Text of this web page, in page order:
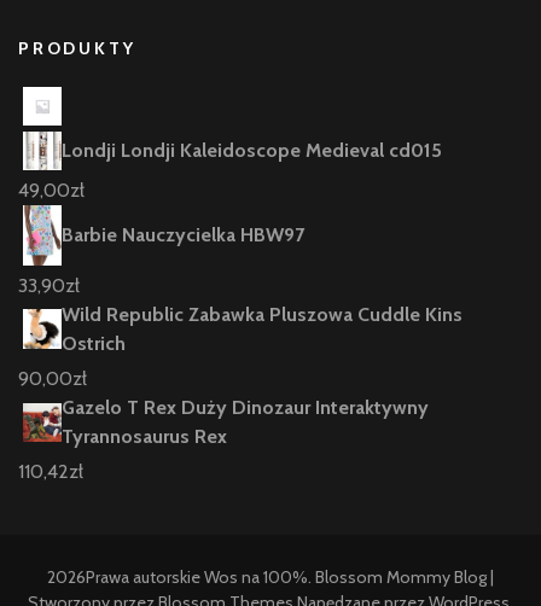
PRODUKTY
Londji Londji Kaleidoscope Medieval cd015
49,00zł
Barbie Nauczycielka HBW97
33,90zł
Wild Republic Zabawka Pluszowa Cuddle Kins
Ostrich
90,00zł
Gazelo T Rex Duży Dinozaur Interaktywny
Tyrannosaurus Rex
110,42zł
2026Prawa autorskieWos na 100%. Blossom Mommy Blog |